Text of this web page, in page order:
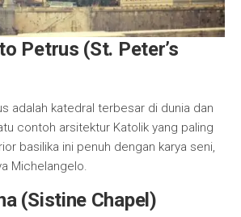
Petrus (St. Peter’s
adalah katedral terbesar di dunia dan
contoh arsitektur Katolik yang paling
basilika ini penuh dengan karya seni,
Michelangelo.
(Sistine Chapel)